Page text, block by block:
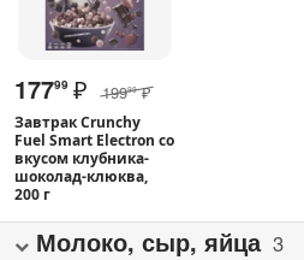
17799 ₽ 19999 ₽
Завтрак Crunchy
Fuel Smart Electron со
вкусом клубника-
шоколад-клюква,
200 г
Молоко, сыр, яйца 3